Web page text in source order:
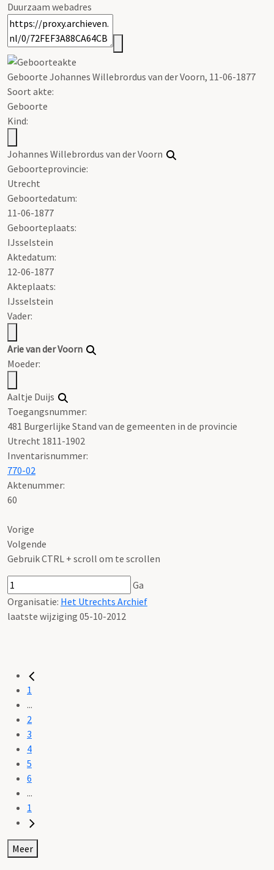
Duurzaam webadres
Geboorte Johannes Willebrordus van der Voorn, 11-06-1877
Soort akte:
Geboorte
Kind:
Johannes Willebrordus van der Voorn
Geboorteprovincie:
Utrecht
Geboortedatum:
11-06-1877
Geboorteplaats:
IJsselstein
Aktedatum:
12-06-1877
Akteplaats:
IJsselstein
Vader:
Arie van der Voorn
Moeder:
Aaltje Duijs
Toegangsnummer:
481 Burgerlijke Stand van de gemeenten in de provincie
Utrecht 1811-1902
Inventarisnummer:
770-02
Aktenummer:
60
Vorige
Volgende
Gebruik CTRL + scroll om te scrollen
Ga
Organisatie: Het Utrechts Archief
laatste wijziging 05-10-2012
1
...
2
3
4
5
6
...
1
Meer